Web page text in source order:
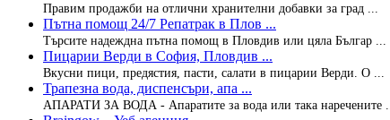
Правим продажби на отлични хранителни добавки за град ...
Пътна помощ 24/7 Репатрак в Плов ...
Търсите надеждна пътна помощ в Пловдив или цяла Българ ...
Пицарии Верди в София, Пловдив ...
Вкусни пици, предястия, пасти, салати в пицарии Верди. О ...
Трапезна вода, диспенсъри, апа ...
АПАРАТИ ЗА ВОДА - Апаратите за вода или така наречените ...